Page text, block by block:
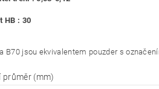
HB : 30
B70 jsou ekvivalentem pouzder s
průměr (mm)